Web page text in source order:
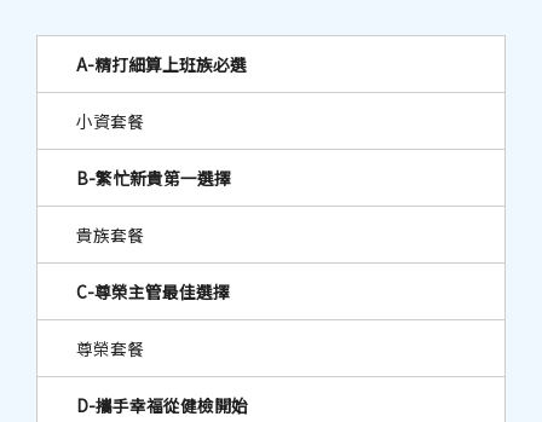
A-精打細算上班族必選
小資套餐
B-繁忙新貴第一選擇
貴族套餐
C-尊榮主管最佳選擇
尊榮套餐
D-攜手幸福從健檢開始